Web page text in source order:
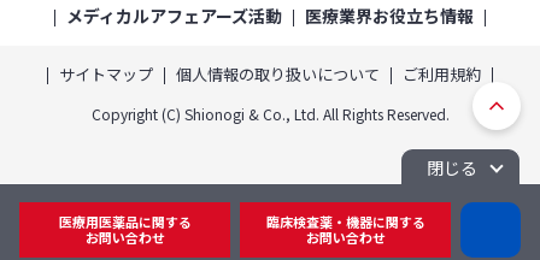
メディカルアフェアーズ活動
医療業界お役立ち情報
サイトマップ 個人情報の取り扱いについて ご利用規約
Copyright (C) Shionogi & Co., Ltd. All Rights Reserved.
ト
ッ
プ
へ
医療用医薬品に関する
お問い合わせ
臨床検査薬・機器に関する
お問い合わせ
I
閉じる